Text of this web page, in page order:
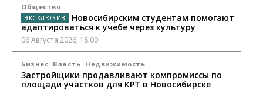
Общество
Новосибирским студентам помогают
адаптироваться к учебе через культуру
06 Августа 2026, 18:00
Бизнес Власть Недвижимость
Застройщики продавливают компромиссы по
площади участков для КРТ в Новосибирске